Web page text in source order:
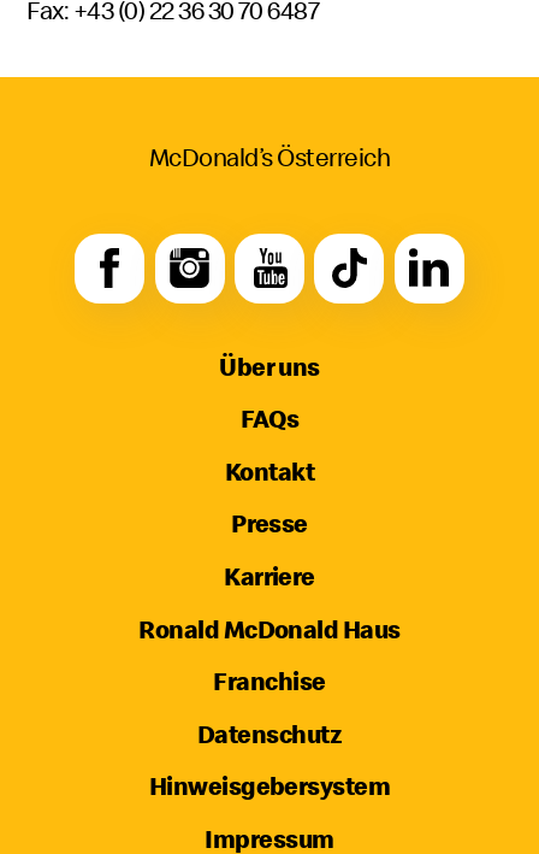
Fax: +43 (0) 22 36 30 70 6487
McDonald’s Österreich
Über uns
FAQs
Kontakt
Presse
Karriere
Ronald McDonald Haus
Franchise
Datenschutz
Hinweisgebersystem
Impressum